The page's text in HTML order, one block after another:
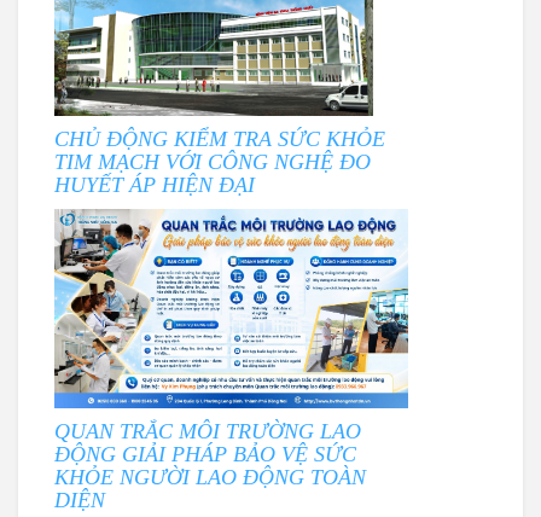
CHỦ ĐỘNG KIỂM TRA SỨC KHỎE
TIM MẠCH VỚI CÔNG NGHỆ ĐO
HUYẾT ÁP HIỆN ĐẠI
QUAN TRẮC MÔI TRƯỜNG LAO
ĐỘNG GIẢI PHÁP BẢO VỆ SỨC
KHỎE NGƯỜI LAO ĐỘNG TOÀN
DIỆN